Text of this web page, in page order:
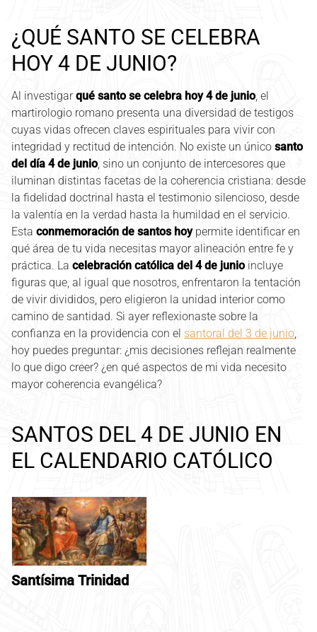
¿QUÉ SANTO SE CELEBRA
HOY 4 DE JUNIO?
Al investigarqué santo se celebra hoy 4 de junio, el
martirologio romano presenta una diversidad de testigos
cuyas vidas ofrecen claves espirituales para vivir con
integridad y rectitud de intención. No existe un único santo
del día 4 de junio, sino un conjunto de intercesores que
iluminan distintas facetas de la coherencia cristiana: desde
la fidelidad doctrinal hasta el testimonio silencioso, desde
la valentía en la verdad hasta la humildad en el servicio.
Esta conmemoración de santos hoypermite identificar en
qué área de tu vida necesitas mayor alineación entre fe y
práctica. La celebración católica del 4 de junioincluye
figuras que, al igual que nosotros, enfrentaron la tentación
de vivir divididos, pero eligieron la unidad interior como
camino de santidad. Si ayer reflexionaste sobre la
confianza en la providencia con el santoral del 3 de junio,
hoy puedes preguntar: ¿mis decisiones reflejan realmente
lo que digo creer? ¿en qué aspectos de mi vida necesito
mayor coherencia evangélica?
SANTOS DEL 4 DE JUNIO EN
EL CALENDARIO CATÓLICO
Santísima Trinidad